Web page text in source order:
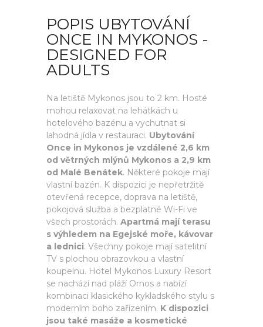
POPIS UBYTOVÁNÍ
ONCE IN MYKONOS -
DESIGNED FOR
ADULTS
Na letiště Mykonos jsou to 2 km. Hosté
mohou relaxovat na lehátkách u
hotelového bazénu a vychutnat si
lahodná jídla v restauraci. Ubytování
Once in Mykonos je vzdálené 2,6 km
od větrných mlýnů Mykonos a 2,9 km
od Malé Benátek. Některé pokoje mají
vlastní bazén. K dispozici je nepřetržitě
otevřená recepce, doprava na letiště,
pokojová služba a bezplatné Wi-Fi ve
všech prostorách. Apartmá mají terasu
s výhledem na Egejské moře, kávovar
a lednici. Všechny pokoje mají satelitní
TV s plochou obrazovkou a vlastní
koupelnu. Hotel Mykonos Luxury Resort
se nachází nad pláží Ornos a nabízí
kombinaci klasického kykladského stylu s
moderním boho zařízením. K dispozici
jsou také masáže a kosmetické